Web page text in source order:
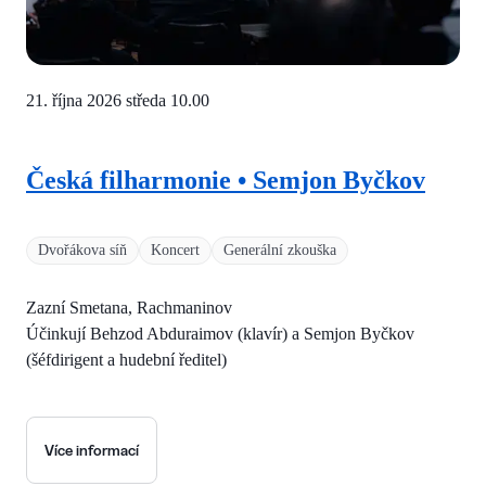
Dvořákova síň Koncert Generální zkouška
Česká filharmonie • Semjon Byčkov
Zazní Smetana, Rachmaninov
Účinkují Behzod Abduraimov (klavír) a Semjon Byčkov
(šéfdirigent a hudební ředitel)
21. října 2026 středa 10.00
Více informací